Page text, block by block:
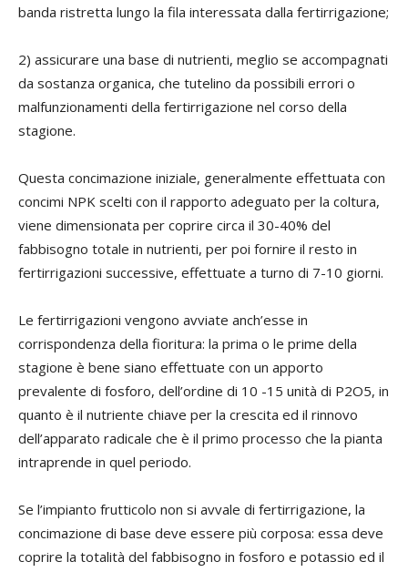
banda ristretta lungo la fila interessata dalla fertirrigazione;
2) assicurare una base di nutrienti, meglio se accompagnati
da sostanza organica, che tutelino da possibili errori o
malfunzionamenti della fertirrigazione nel corso della
stagione.
Questa concimazione iniziale, generalmente effettuata con
concimi NPK scelti con il rapporto adeguato per la coltura,
viene dimensionata per coprire circa il 30-40% del
fabbisogno totale in nutrienti, per poi fornire il resto in
fertirrigazioni successive, effettuate a turno di 7-10 giorni.
Le fertirrigazioni vengono avviate anch’esse in
corrispondenza della fioritura: la prima o le prime della
stagione è bene siano effettuate con un apporto
prevalente di fosforo, dell’ordine di 10 -15 unità di P2O5, in
quanto è il nutriente chiave per la crescita ed il rinnovo
dell’apparato radicale che è il primo processo che la pianta
intraprende in quel periodo.
Se l’impianto frutticolo non si avvale di fertirrigazione, la
concimazione di base deve essere più corposa: essa deve
coprire la totalità del fabbisogno in fosforo e potassio ed il